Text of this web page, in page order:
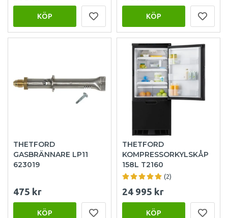
KÖP KÖP
THETFORD
GASBRÄNNARE LP11
623019
475 kr
KÖP
THETFORD
KOMPRESSORKYLSKÅP
158L T2160
(2)
24 995 kr
KÖP